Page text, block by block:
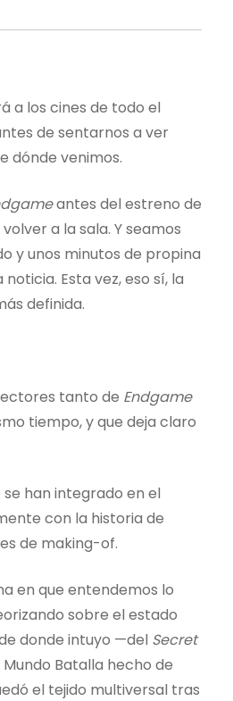
a los cines de todo el
de sentarnos a ver
dónde venimos.
antes del estreno de
a la sala. Y seamos
y unos minutos de propina
Esta vez, eso sí, la
definida.
tanto de Endgame
tiempo, y que deja claro
han integrado en el
con la historia de
de making-of.
en que entendemos lo
sobre el estado
donde intuyo —del Secret
Batalla hecho de
el tejido multiversal tras